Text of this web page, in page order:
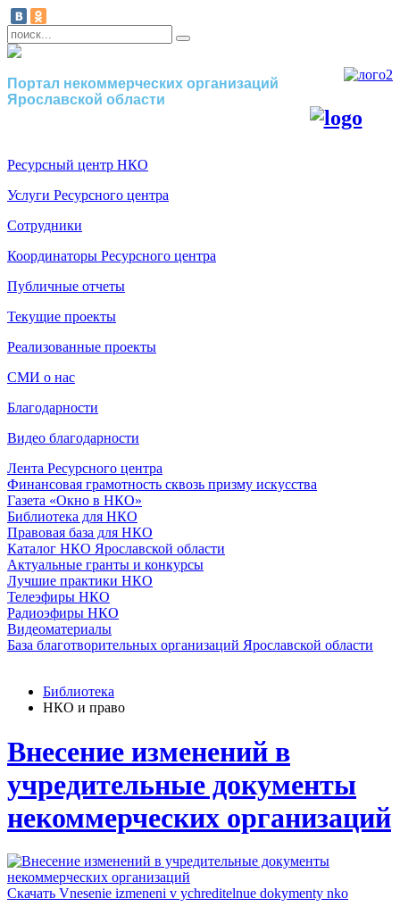
Портал некоммерческих организаций
Ярославской области
Ресурсный центр НКО
Услуги Ресурсного центра
Сотрудники
Координаторы Ресурсного центра
Публичные отчеты
Текущие проекты
Реализованные проекты
СМИ о нас
Благодарности
Видео благодарности
Лента Ресурсного центра
Финансовая грамотность сквозь призму искусства
Газета «Окно в НКО»
Библиотека для НКО
Правовая база для НКО
Каталог НКО Ярославской области
Актуальные гранты и конкурсы
Лучшие практики НКО
Телеэфиры НКО
Радиоэфиры НКО
Видеоматериалы
База благотворительных организаций Ярославской области
Библиотека
НКО и право
Внесение изменений в
учредительные документы
некоммерческих организаций
Скачать Vnesenie izmeneni v ychreditelnue dokymenty nko